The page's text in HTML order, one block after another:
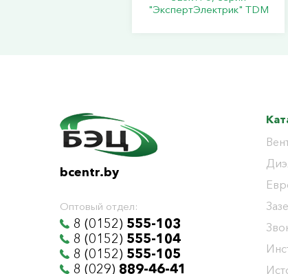
"ЭкспертЭлектрик" TDM
bcentr.by
Оптовый отдел:
8 (0152) 555-103
8 (0152) 555-104
8 (0152) 555-105
8 (029) 889-46-41